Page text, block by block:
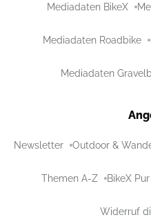
Mediadaten BikeX
Mediadaten Roadbike
Mediadaten
Newsletter Outdoor &
Themen A-Z BikeX Pur
Widerruf